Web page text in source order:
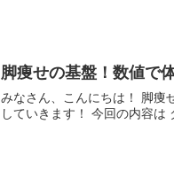
脚痩せの基盤！数値で
みなさん、こんにちは！ 脚痩
していきます！ 今回の内容は